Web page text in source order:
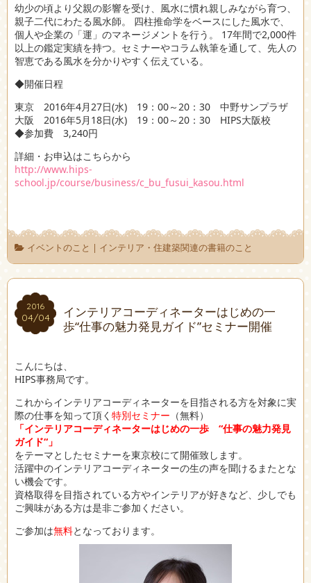
幼少の頃より父親の影響を受け、風水に慣れ親しみながら育つ、
親子二代にわたる風水師。 四柱推命学をベースにした風水で、
個人や企業の「運」のマネージメントを行う。 17年間で2,000件
以上の鑑定実績を持つ。セミナーやコラム執筆を通して、先人の
智恵である風水を分かりやすく伝えている。
◆開催日程
東京 2016年4月27日(水) 19：00～20：30 中野サンプラザ
大阪 2016年5月18日(水) 19：00～20：30 HIPS大阪校
◆参加費 3,240円
詳細・お申込はこちらから
http://www.hips-
school.jp/course/business/c_bu_fusui_kasou.html
イベントのこと | インテリア・住建築関連の書籍のこと
2016
04/04
2016
04/04
インテリアコーディネーターはじめの一
歩“仕事の魅力発見ガイド”セミナー開催
こんにちは、
HIPS事務局です。
これからインテリアコーディネーターを目指される方を対象に実
際の仕事を知って頂く 特別セミナー （無料）
「インテリアコーディネーターはじめの一歩 “仕事の魅力発見
ガイド“」
をテーマとしたセミナーを東京校にて開催致します。
活躍中のインテリアコーディネーターの生の声を聞けるまたとな
い機会です。
資格取得を目指されている方やインテリアが好きなど、少しでも
ご興味がある方は是非ご参加ください。
ご参加は無料となっております。